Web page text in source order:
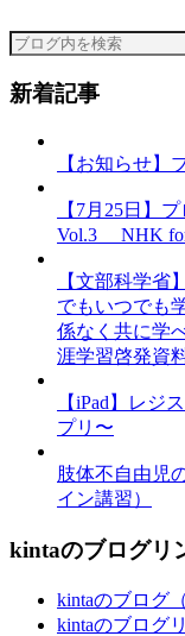
ー
新着記事
【お知らせ】
【7月25日】
Vol.3 NHK for
【文部科学
でもいつでも
係なく共に学
涯学習啓発資
【iPad】レジ
プリ〜
肢体不自由児
イン講習）
kintaのブログリ
kintaのブログ
kintaのブログ